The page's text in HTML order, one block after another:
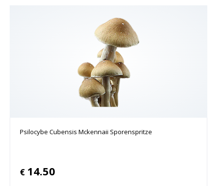
Psilocybe Cubensis Mckennaii Sporenspritze
€ 14.50